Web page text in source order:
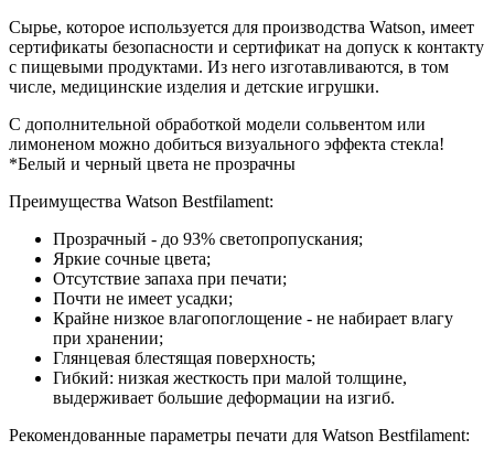
Сырье, которое используется для производства Watson, имеет
сертификаты безопасности и сертификат на допуск к контакту
с пищевыми продуктами. Из него изготавливаются, в том
числе, медицинские изделия и детские игрушки.
С дополнительной обработкой модели сольвентом или
лимоненом можно добиться визуального эффекта стекла!
*Белый и черный цвета не прозрачны
Преимущества Watson Bestfilament:
Прозрачный - до 93% светопропускания;
Яркие сочные цвета;
Отсутствие запаха при печати;
Почти не имеет усадки;
Крайне низкое влагопоглощение - не набирает влагу
при хранении;
Глянцевая блестящая поверхность;
Гибкий: низкая жесткость при малой толщине,
выдерживает большие деформации на изгиб.
Рекомендованные параметры печати для Watson Bestfilament: